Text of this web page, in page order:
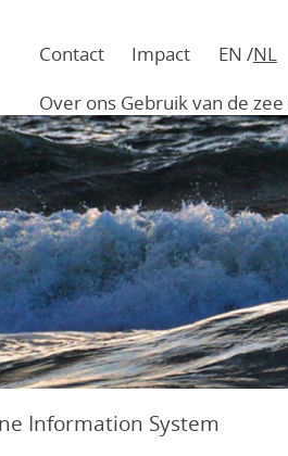
in
hoofding
Contact Impact EN NL
Main
navigation
Over ons Gebruik van de zee
Information System